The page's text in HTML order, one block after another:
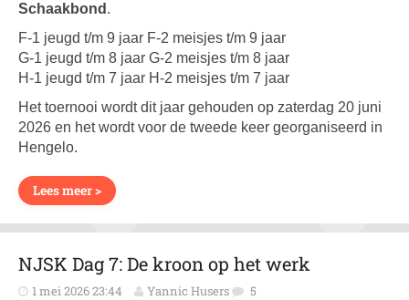
Schaakbond .
F-1 jeugd t/m 9 jaar F-2 meisjes t/m 9 jaar
G-1 jeugd t/m 8 jaar G-2 meisjes t/m 8 jaar
H-1 jeugd t/m 7 jaar H-2 meisjes t/m 7 jaar
Het toernooi wordt dit jaar gehouden op zaterdag 20 juni
2026 en het wordt voor de tweede keer georganiseerd in
Hengelo.
Lees meer >
NJSK Dag 7: De kroon op het werk
1 mei 2026 23:44 Yannic Husers 5